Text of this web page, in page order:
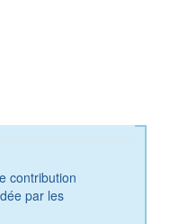
contribution
par les